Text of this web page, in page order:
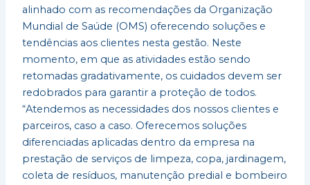
alinhado com as recomendações da Organização
Mundial de Saúde (OMS) oferecendo soluções e
tendências aos clientes nesta gestão. Neste
momento, em que as atividades estão sendo
retomadas gradativamente, os cuidados devem ser
redobrados para garantir a proteção de todos.
“Atendemos as necessidades dos nossos clientes e
parceiros, caso a caso. Oferecemos soluções
diferenciadas aplicadas dentro da empresa na
prestação de serviços de limpeza, copa, jardinagem,
coleta de resíduos, manutenção predial e bombeiro